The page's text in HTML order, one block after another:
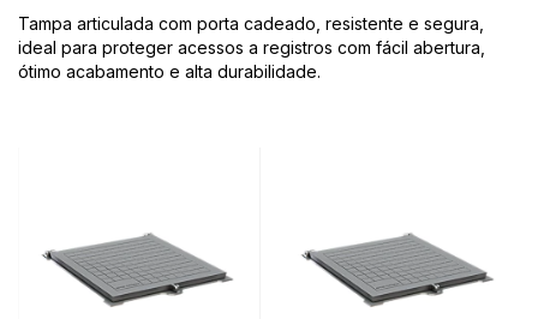
Tampa articulada com porta cadeado, resistente e segura,
ideal para proteger acessos a registros com fácil abertura,
ótimo acabamento e alta durabilidade.